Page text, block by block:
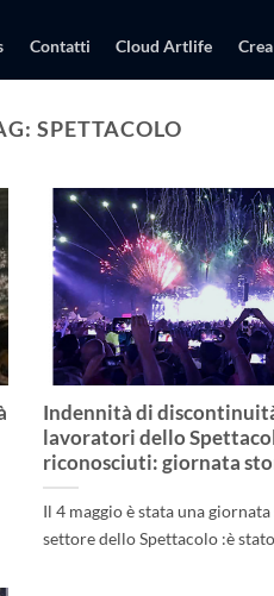
Contatti Cloud Artlife
SPETTACOLO
Indennità di
lavoratori dello
riconosciuti: giornata
Il 4 maggio è stata una
settore dello Spettacolo :è